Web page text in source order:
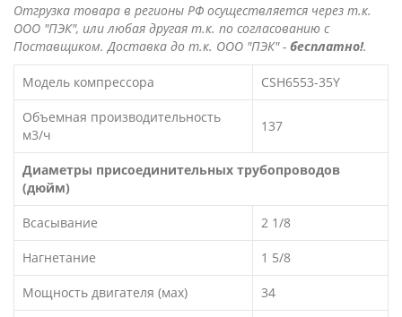
Отгрузка товара в регионы РФ осуществляется через т.к.
ООО "ПЭК", или любая другая т.к. по согласованию с
Поставщиком. Доставка до т.к. ООО "ПЭК" - бесплатно!.
Модель компрессора CSH6553-35Y
Объемная производительность
м3/ч
137
Диаметры присоединительных трубопроводов
(дюйм)
Всасывание 2 1/8
Нагнетание 1 5/8
Мощность двигателя (мах) 34